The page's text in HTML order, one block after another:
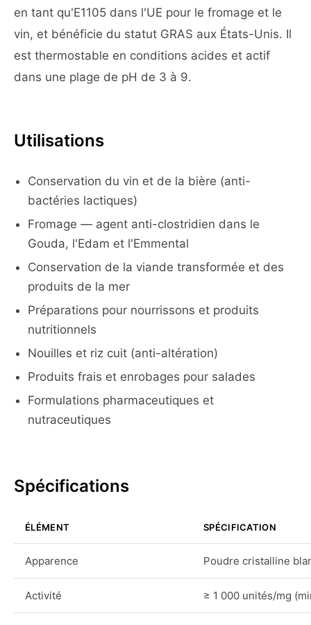
en tant qu'E1105 dans l'UE pour le fromage et le
vin, et bénéficie du statut GRAS aux États-Unis. Il
est thermostable en conditions acides et actif
dans une plage de pH de 3 à 9.
Utilisations
Conservation du vin et de la bière (anti-
bactéries lactiques)
Fromage — agent anti-clostridien dans le
Gouda, l'Edam et l'Emmental
Conservation de la viande transformée et des
produits de la mer
Préparations pour nourrissons et produits
nutritionnels
Nouilles et riz cuit (anti-altération)
Produits frais et enrobages pour salades
Formulations pharmaceutiques et
nutraceutiques
Spécifications
ÉLÉMENT SPÉCIFICATION
Apparence Poudre cristalline
Activité ≥ 1 000 unités/mg